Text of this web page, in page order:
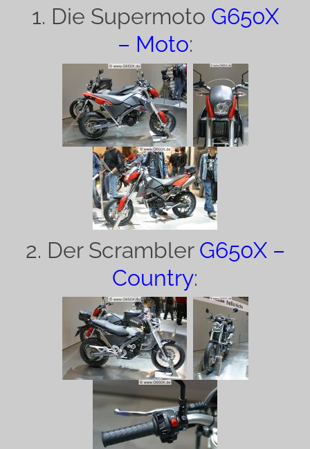
1. Die Supermoto G650X
– Moto:
2. Der Scrambler G650X –
Country: